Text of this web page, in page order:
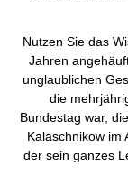
Nutzen Sie das
Jahren
unglaublichen
die
Bundestag war,
Kalaschnikow im
der sein ganzes